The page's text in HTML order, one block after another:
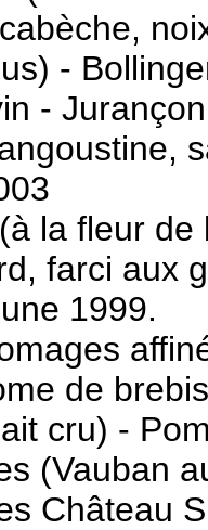
-
-
la fleur de
farci aux
1999.
de
cru) -
(Vauban
Château